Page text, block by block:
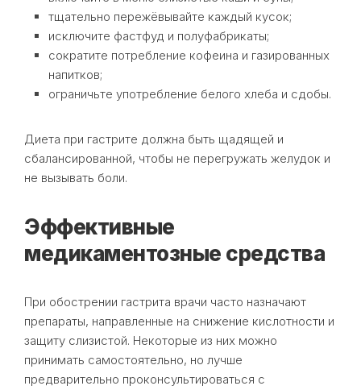
тщательно пережёвывайте каждый кусок;
исключите фастфуд и полуфабрикаты;
сократите потребление кофеина и газированных
напитков;
ограничьте употребление белого хлеба и сдобы.
Диета при гастрите должна быть щадящей и
сбалансированной, чтобы не перегружать желудок и
не вызывать боли.
Эффективные
медикаментозные средства
При обострении гастрита врачи часто назначают
препараты, направленные на снижение кислотности и
защиту слизистой. Некоторые из них можно
принимать самостоятельно, но лучше
предварительно проконсультироваться с